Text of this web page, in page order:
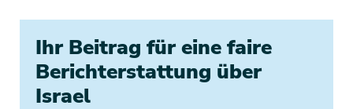
Ihr Beitrag für eine faire
Berichterstattung über
Israel